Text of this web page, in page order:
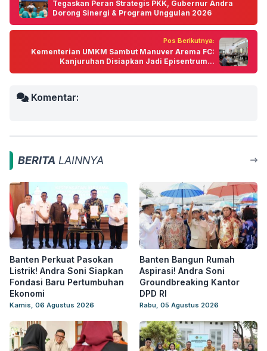
Tegaskan Peran Strategis PKK, Gubernur Andra
Dorong Sinergi & Program Unggulan 2026
Pos Berikutnya:
Kementerian UMKM Sambut Manuver Arema FC:
Kanjuruhan Disiapkan Jadi Episentrum...
Komentar:
BERITA LAINNYA
Banten Perkuat Pasokan
Listrik! Andra Soni Siapkan
Fondasi Baru Pertumbuhan
Ekonomi
Kamis, 06 Agustus 2026
Banten Bangun Rumah
Aspirasi! Andra Soni
Groundbreaking Kantor
DPD RI
Rabu, 05 Agustus 2026